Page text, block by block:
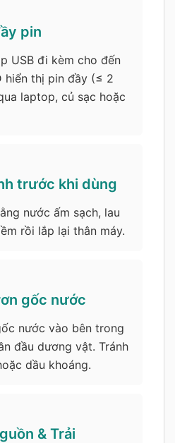
pin
USB đi kèm cho đến
hiển thị pin đầy (≤ 2
laptop, củ sạc hoặc
trước khi dùng
nước ấm sạch, lau
rồi lắp lại thân máy.
gốc nước
nước vào bên trong
đầu dương vật. Tránh
dầu khoáng.
& Trải